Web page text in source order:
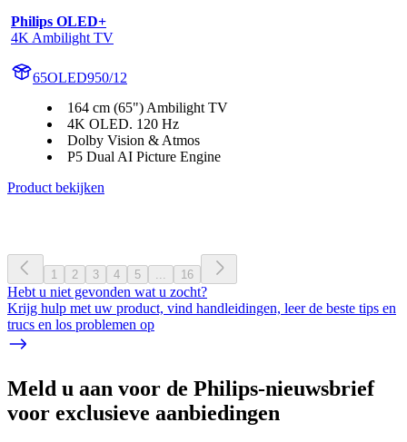
Philips OLED+
4K Ambilight TV
65OLED950/12
164 cm (65") Ambilight TV
4K OLED. 120 Hz
Dolby Vision & Atmos
P5 Dual AI Picture Engine
Product bekijken
1 2 3 4 5 ... 16
Hebt u niet gevonden wat u zocht?
Krijg hulp met uw product, vind handleidingen, leer de beste tips en
trucs en los problemen op
Meld u aan voor de Philips-nieuwsbrief
voor exclusieve aanbiedingen